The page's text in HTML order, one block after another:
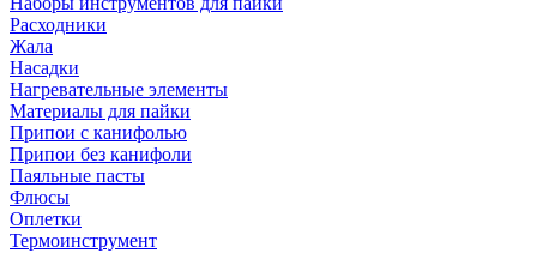
Расходники
Жала
Насадки
Нагревательные элементы
Материалы для пайки
Припои с канифолью
Припои без канифоли
Паяльные пасты
Флюсы
Оплетки
Термоинструмент